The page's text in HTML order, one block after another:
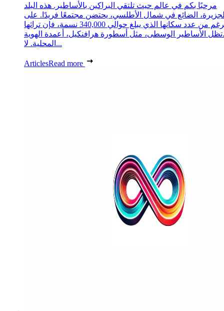
مرحبًا بكم في عالم حيث تلتقي البراكين بالأساطير. هذه البلد
الضائع في شمال الأطلسي، يحتضن مجتمعًا فريدًا. على
الرغم من عدد سكانها الذي يبلغ حوالي 340,000 نسمة، فإن تراثها
الأساطير الوسطى، مثل أسطورة هرافنكيل، أعمدة الهوية
المحلية. لا...
ArticlesRead more